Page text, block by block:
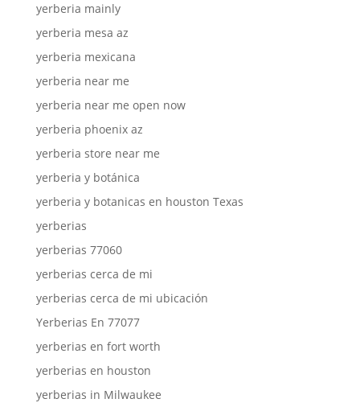
yerberia mainly
yerberia mesa az
yerberia mexicana
yerberia near me
yerberia near me open now
yerberia phoenix az
yerberia store near me
yerberia y botánica
yerberia y botanicas en houston Texas
yerberias
yerberias 77060
yerberias cerca de mi
yerberias cerca de mi ubicación
Yerberias En 77077
yerberias en fort worth
yerberias en houston
yerberias in Milwaukee